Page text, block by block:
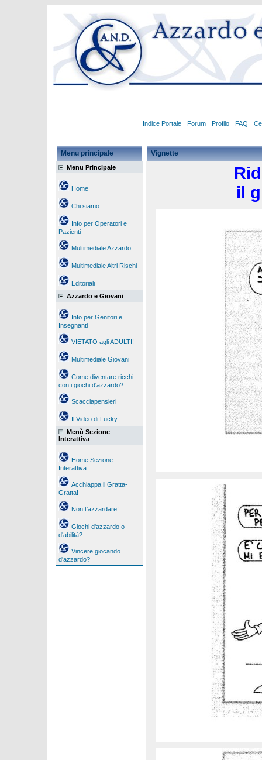
Indice Portale Forum Profilo FAQ
Menu principale
Menu Principale
Home
Chi siamo
Info per Operatori e
Pazienti
Multimediale Azzardo
Multimediale Altri Rischi
Editoriali
Azzardo e Giovani
Info per Genitori e
Insegnanti
VIETATO agli ADULTI!
Multimediale Giovani
Come diventare ricchi
con i giochi d'azzardo?
Scacciapensieri
Il Video di Lucky
Menù Sezione
Interattiva
Home Sezione
Interattiva
Acchiappa il Gratta-
Gratta!
Non t'azzardare!
Giochi d'azzardo o
d'abilità?
Vincere giocando
d'azzardo?
Vignette
il